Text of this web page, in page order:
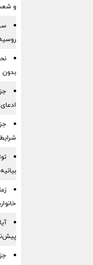
و
بدون
ادعای «۲۸ بار
شرایط